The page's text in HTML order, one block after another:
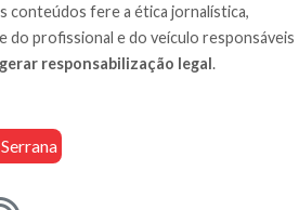
conteúdos fere a ética jornalística,
do profissional e do veículo responsáveis
gerar responsabilização legal.